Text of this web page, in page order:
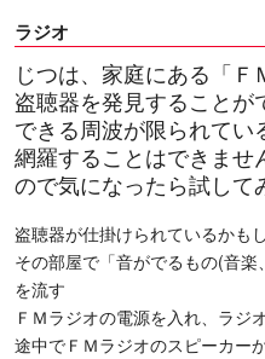
ラジオ
じつは、家庭にある「
盗聴器を発見すること
できる周波が限られてい
網羅することはできませ
ので気になったら試して
盗聴器が仕掛けられているかも
その部屋で「音がでるもの(音
を流す
ＦＭラジオの電源を入れ、ラジ
途中でＦＭラジオのスピーカー